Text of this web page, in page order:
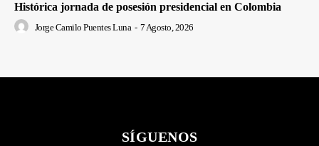
Histórica jornada de posesión presidencial en Colombia
Jorge Camilo Puentes Luna - 7 Agosto, 2026
SÍGUENOS